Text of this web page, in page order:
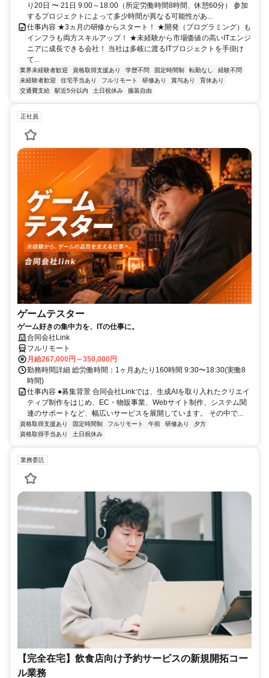
り20日 〜 21日 9:00～18:00（所定労働時間8時間、休憩60分） 参加
するプロジェクトによって多少時間が異なる可能性があ...
仕事内容 ★3ヵ月の研修からスタート！ ★開発（プログラミング）も
インフラも両方スキルアップ！ ★未経験から市場価値の高いITエンジ
ニアに成長できる会社！ 当社は多岐に渡るITプロジェクトを手掛け
て...
業界未経験者歓迎 資格取得支援あり 学歴不問 固定時間制 転勤なし
経験不問
未経験者歓迎
住宅手当あり フルリモート 研修あり 賞与あり
育休あり
交通費支給
駅近5分以内 土日祝休み 服装自由
正社員
ゲームテスター
ゲーム好きの集中力を、ITの仕事に。
合同会社Link
フルリモート
月給267,000円～350,000円
勤務時間詳細 総労働時間：1ヶ月あたり160時間 9:30〜18:30(実働8
時間)
仕事内容 ●募集背景 合同会社Linkでは、生成AIを取り入れたクリエイ
ティブ制作をはじめ、EC・物販事業、Webサイト制作、システム関
連のサポートなど、幅広いサービスを展開しています。 その中で...
資格取得支援あり 固定時間制 フルリモート 午前 研修あり
夕方
資格取得手当あり
土日祝休み
業務委託
【完全在宅】飲食店向け予約サービスの新規開拓コー
ル業務